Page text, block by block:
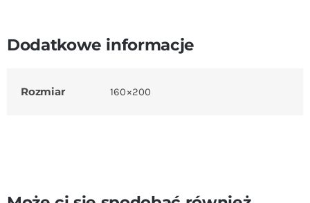
Dodatkowe informacje
Rozmiar 160×200